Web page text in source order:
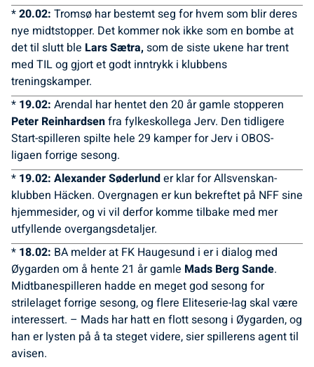
*20.02: Tromsø har bestemt seg for hvem som blir deres
nye midtstopper. Det kommer nok ikke som en bombe at
det til slutt ble Lars Sætra, som de siste ukene har trent
med TIL og gjort et godt inntrykk i klubbens
treningskamper.
* 19.02: Arendal har hentet den 20 år gamle stopperen
Peter Reinhardsenfra fylkeskollega Jerv. Den tidligere
Start-spilleren spilte hele 29 kamper for Jerv i OBOS-
ligaen forrige sesong.
* 19.02: Alexander Søderlunder klar for Allsvenskan-
klubben Häcken. Overgnagen er kun bekreftet på NFF sine
hjemmesider, og vi vil derfor komme tilbake med mer
utfyllende overgangsdetaljer.
* 18.02: BA melder at FK Haugesund i er i dialog med
Øygarden om å hente 21 år gamle Mads Berg Sande.
Midtbanespilleren hadde en meget god sesong for
strilelaget forrige sesong, og flere Eliteserie-lag skal være
interessert. – Mads har hatt en flott sesong i Øygarden, og
han er lysten på å ta steget videre, sier spillerens agent til
avisen.